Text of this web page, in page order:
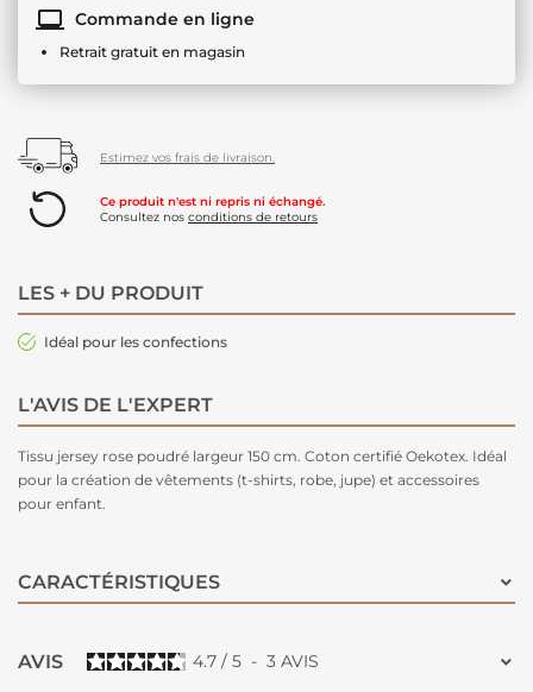
Commande en ligne
Retrait gratuit en magasin
Estimez vos frais de livraison.
Ce produit n'est ni repris ni échangé.
Consultez nos conditions de retours
LES + DU PRODUIT
Idéal pour les confections
L'AVIS DE L'EXPERT
Tissu jersey rose poudré largeur 150 cm. Coton certifié Oekotex. Idéal
pour la création de vêtements (t-shirts, robe, jupe) et accessoires
pour enfant.
CARACTÉRISTIQUES
AVIS 4.7 / 5 - 3 AVIS